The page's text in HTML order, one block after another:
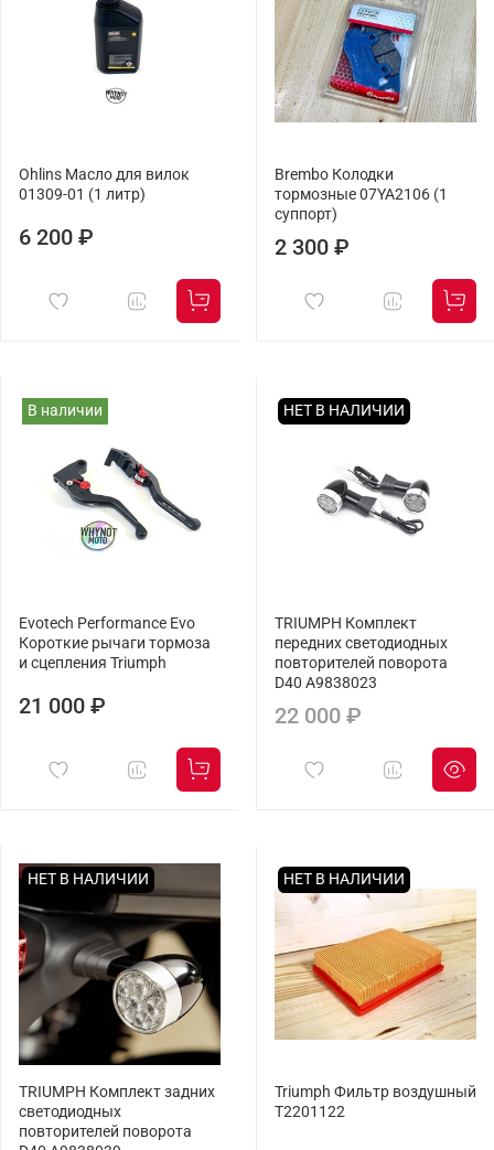
Ohlins Масло для вилок
01309-01 (1 литр)
6 200 ₽
Brembo Колодки
тормозные 07YA2106 (1
суппорт)
2 300 ₽
В наличии
Evotech Performance Evo
Короткие рычаги тормоза
и сцепления Triumph
21 000 ₽
НЕТ В НАЛИЧИИ
TRIUMPH Комплект
передних светодиодных
повторителей поворота
D40 A9838023
22 000 ₽
НЕТ В НАЛИЧИИ
TRIUMPH Комплект задних
светодиодных
повторителей поворота
НЕТ В НАЛИЧИИ
Triumph Фильтр воздушный
T2201122